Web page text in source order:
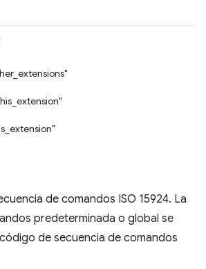
de comandos ISO 15924. La
predeterminada o global se
de secuencia de comandos